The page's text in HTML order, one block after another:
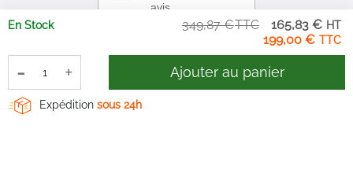
199,00 €
165,83 €
349,87 €
En Stock
- + Ajouter au panier
Expédition sous 24h
avis